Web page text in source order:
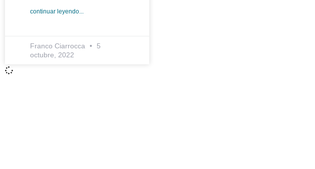
continuar leyendo...
Franco Ciarrocca
5
octubre, 2022